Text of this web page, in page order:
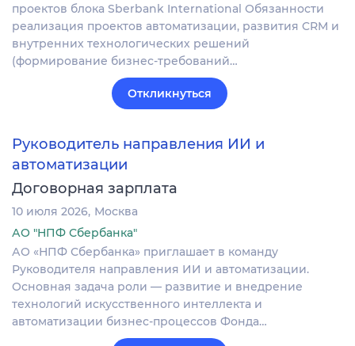
проектов блока Sberbank International Обязанности
реализация проектов автоматизации, развития CRM и
внутренних технологических решений
(формирование бизнес-требований…
Откликнуться
Руководитель направления ИИ и
автоматизации
Договорная зарплата
10 июля 2026 Москва
АО "НПФ Сбербанка"
АО «НПФ Сбербанка» приглашает в команду
Руководителя направления ИИ и автоматизации.
Основная задача роли — развитие и внедрение
технологий искусственного интеллекта и
автоматизации бизнес-процессов Фонда…